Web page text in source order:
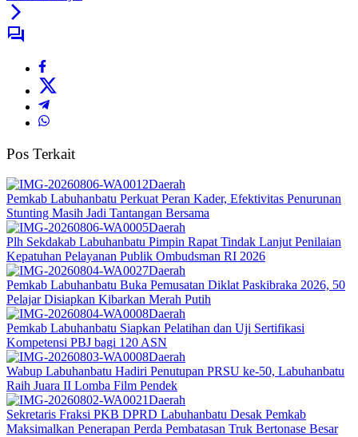
Pos Terkait
Daerah
Pemkab Labuhanbatu Perkuat Peran Kader, Efektivitas Penurunan
Stunting Masih Jadi Tantangan Bersama
Daerah
Plh Sekdakab Labuhanbatu Pimpin Rapat Tindak Lanjut Penilaian
Kepatuhan Pelayanan Publik Ombudsman RI 2026
Daerah
Pemkab Labuhanbatu Buka Pemusatan Diklat Paskibraka 2026, 50
Pelajar Disiapkan Kibarkan Merah Putih
Daerah
Pemkab Labuhanbatu Siapkan Pelatihan dan Uji Sertifikasi
Kompetensi PBJ bagi 120 ASN
Daerah
Wabup Labuhanbatu Hadiri Penutupan PRSU ke-50, Labuhanbatu
Raih Juara II Lomba Film Pendek
Daerah
Sekretaris Fraksi PKB DPRD Labuhanbatu Desak Pemkab
Maksimalkan Penerapan Perda Pembatasan Truk Bertonase Besar